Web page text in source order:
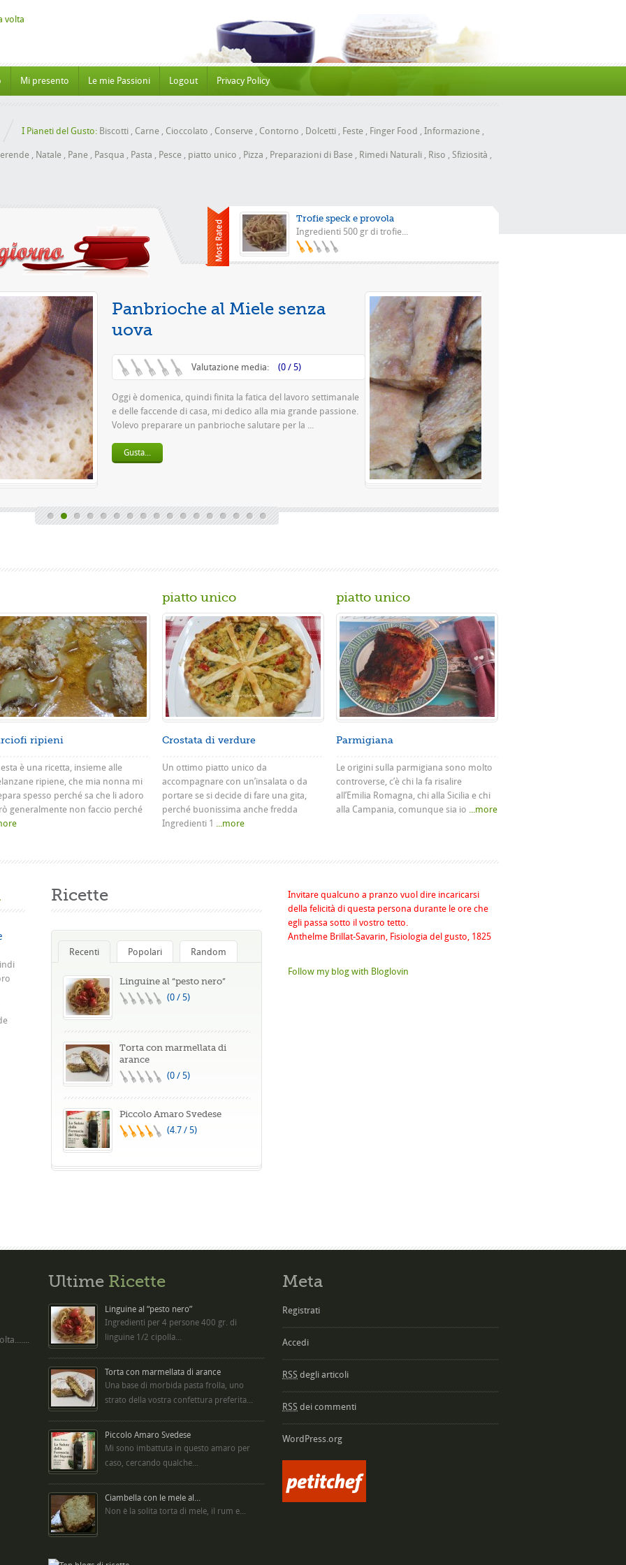
Mi presento Le mie Passioni Logout Privacy Policy
I Pianeti del Gusto: Biscotti , Carne , Cioccolato , Conserve , Contorno , Dolcetti , Feste , Finger Food , Informazione ,
, Natale , Pane , Pasqua , Pasta , Pesce , piatto unico , Pizza , Preparazioni di Base , Rimedi Naturali , Riso , Sfiziosità ,
Trofie speck e provola
Ingredienti 500 gr di trofie...
Pizza con la scarola
Valutazione media: (0 / 5)
Questa è una pizza famosissima a Napoli Ingredienti Per la
pasta 500 g di farina rimacinata a pietra 0 10 g di lievito di
ripieni
è una ricetta, insieme alle
ripiene, che mia nonna mi
spesso perché sa che li adoro
generalmente non faccio perché
piatto unico
Crostata di verdure
Un ottimo piatto unico da
accompagnare con un’insalata o da
portare se si decide di fare una gita,
perché buonissima anche fredda
Ingredienti 1 ...more
piatto unico
Parmigiana
Le origini sulla parmigiana sono molto
controverse, c’è chi la fa risalire
all’Emilia Romagna, chi alla Sicilia e chi
alla Campania, comunque sia io ...more
Ricette
Recenti Popolari Random
Linguine al “pesto nero”
(0 / 5)
Torta con marmellata di
arance
(0 / 5)
Piccolo Amaro Svedese
(4.7 / 5)
Invitare qualcuno a pranzo vuol dire incaricarsi
della felicità di questa persona durante le ore che
egli passa sotto il vostro tetto.
Anthelme Brillat-Savarin, Fisiologia del gusto, 1825
Follow my blog with Bloglovin
Ultime Ricette
Linguine al “pesto nero”
Ingredienti per 4 persone 400 gr. di
linguine 1/2 cipolla...
Torta con marmellata di arance
Una base di morbida pasta frolla, uno
strato della vostra confettura preferita...
Piccolo Amaro Svedese
Mi sono imbattuta in questo amaro per
caso, cercando qualche...
Ciambella con le mele al...
Non è la solita torta di mele, il rum e...
Meta
Registrati
Accedi
RSS degli articoli
RSS dei commenti
WordPress.org